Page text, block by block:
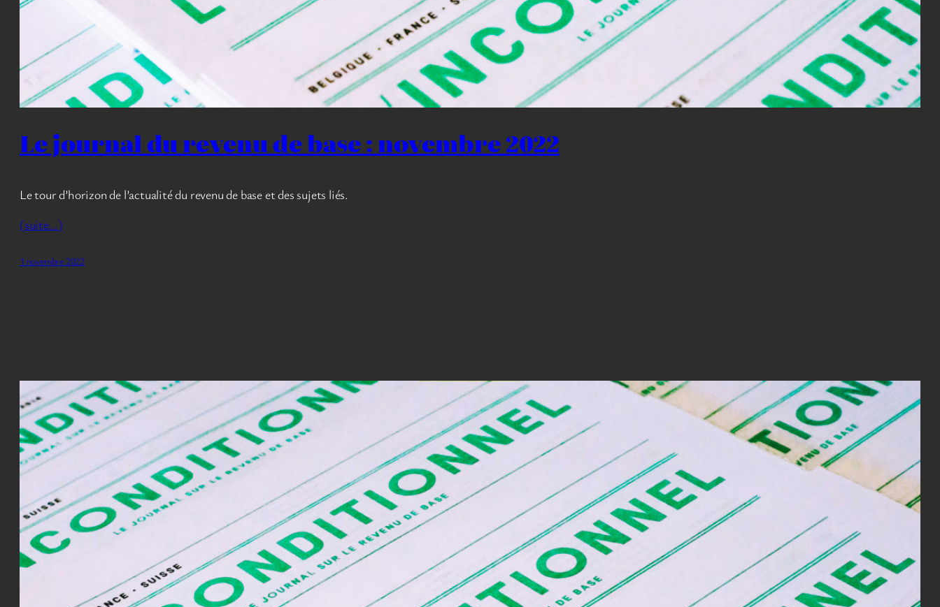
Le journal du revenu de base : novembre 2022
Le tour d’horizon de l’actualité du revenu de base et des sujets liés.
(suite…)
1 novembre 2022